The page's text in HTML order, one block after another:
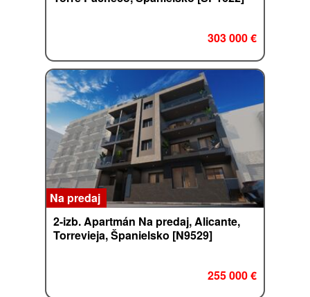
303 000 €
Na predaj
2-izb. Apartmán Na predaj, Alicante,
Torrevieja, Španielsko [N9529]
255 000 €